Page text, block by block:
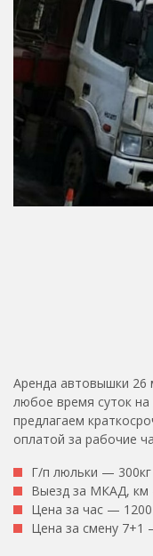
Аренда автовышки 26
любое время суток
предлагаем
оплатой за рабочие
Г/п люльки — 300кг
Выезд за МКАД,
Цена за час — 1200
Цена за смену 7+1